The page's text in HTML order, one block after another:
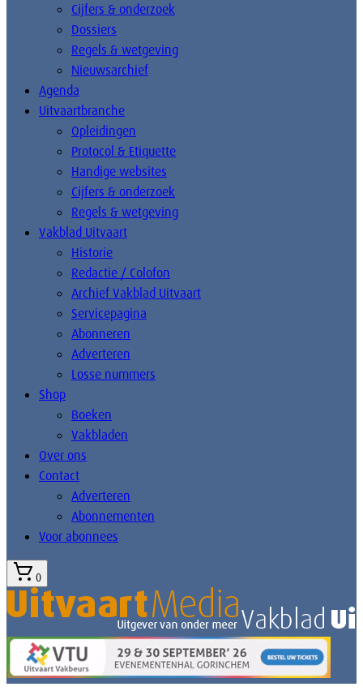
Cijfers & onderzoek
Dossiers
Regels & wetgeving
Nieuwsarchief
Agenda
Uitvaartbranche
Opleidingen
Protocol & Etiquette
Handige websites
Cijfers & onderzoek
Regels & wetgeving
Vakblad Uitvaart
Historie
Redactie / Colofon
Archief Vakblad Uitvaart
Servicepagina
Abonneren
Adverteren
Losse nummers
Shop
Boeken
Vakbladen
Over ons
Contact
Adverteren
Abonnementen
Voor abonnees
0